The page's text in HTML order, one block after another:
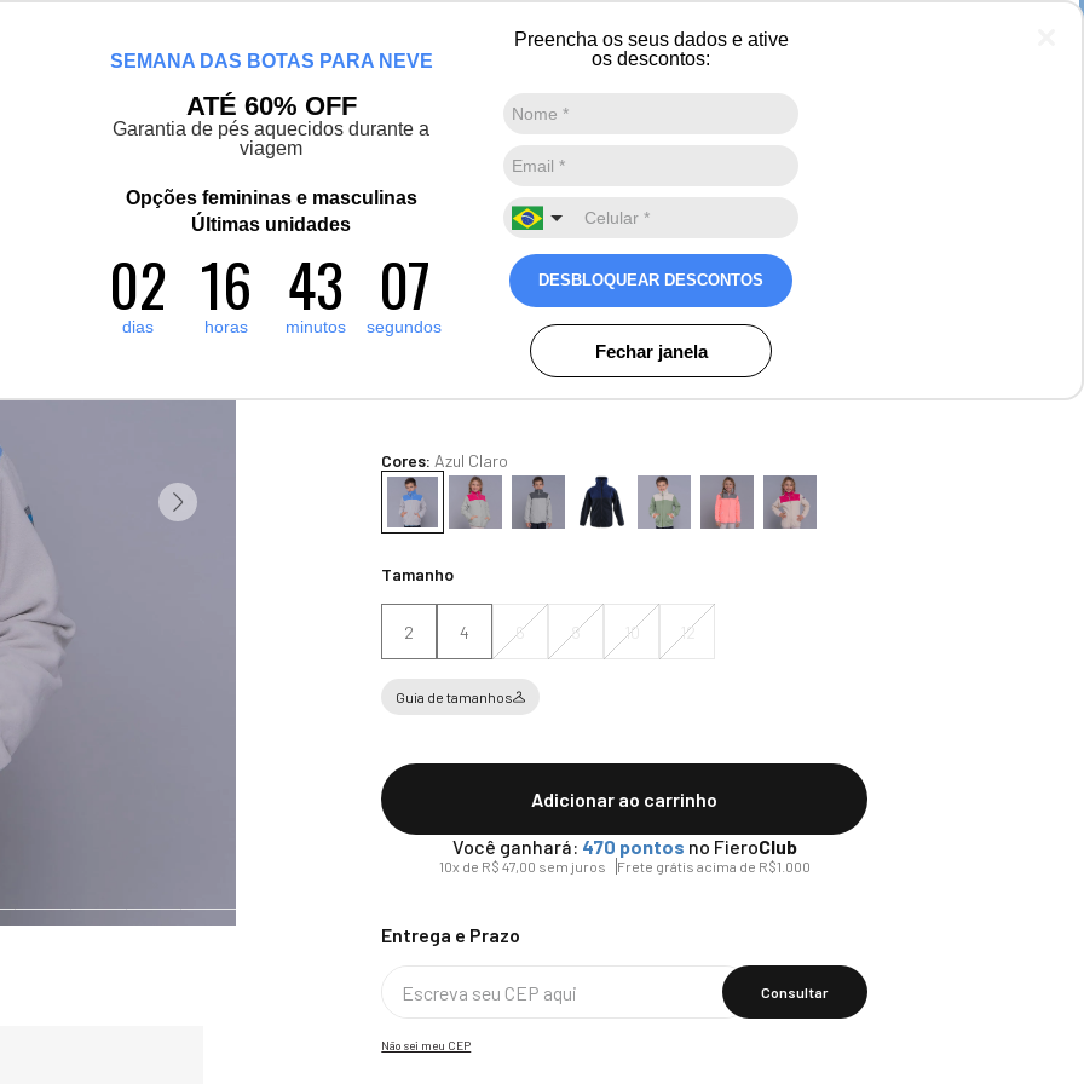
SEMANA DAS BOTAS PARA NEVE
ATÉ 60% OFF
Garantia de pés aquecidos durante a
viagem
Opções femininas e masculinas
Últimas unidades
02
dias 16
horas 43
minutos 05
segundos
Preencha os seus dados e ative
os descontos:
DESBLOQUEAR DESCONTOS
Fechar janela
Promoções Destaques Sobre nós
Casaco Térmico Infantil de inverno
Artic Sense Fleece Original
Avaliação
R$ 470
10x deR$
sem juros
Cores: Azul Claro
Tamanho
2 4 6 8 10 12
Guia de tamanhos
Adicionar ao carrinho
Você ganhará: 470 pontos no FieroClub
10x de R$ 47,00 sem juros Frete grátis acima de R$1.000
Não sei meu CEP
Frete
Termos mais buscados
2ºpantufa
grenoble
bota forrada